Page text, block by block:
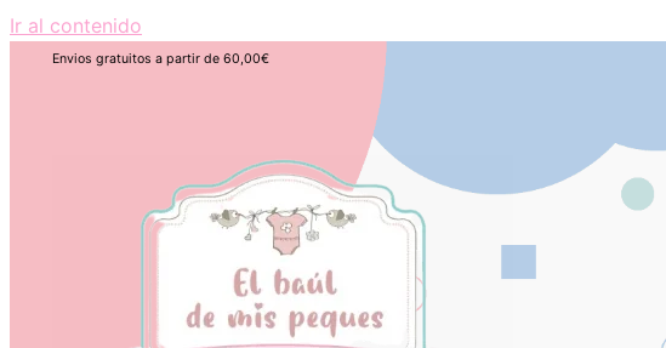
Ir al contenido
Envios gratuitos a partir de 60,00€